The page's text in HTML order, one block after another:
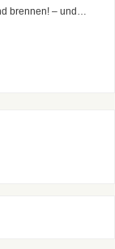
brennen! – und…